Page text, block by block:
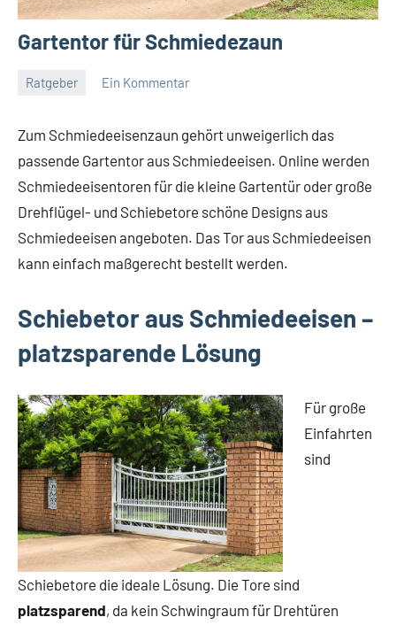
Gartentor für Schmiedezaun
Ratgeber
Dezember
2017
germedia
Ein Kommentar
Zum Schmiedeeisenzaun gehört unweigerlich das
passende Gartentor aus Schmiedeeisen. Online werden
Schmiedeeisentoren für die kleine Gartentür oder große
Drehflügel- und Schiebetore schöne Designs aus
Schmiedeeisen angeboten. Das Tor aus Schmiedeeisen
kann einfach maßgerecht bestellt werden.
Schiebetor aus Schmiedeeisen –
platzsparende Lösung
Für große
Einfahrten
sind
Schiebetore die ideale Lösung. Die Tore sind
platzsparend, da kein Schwingraum für Drehtüren